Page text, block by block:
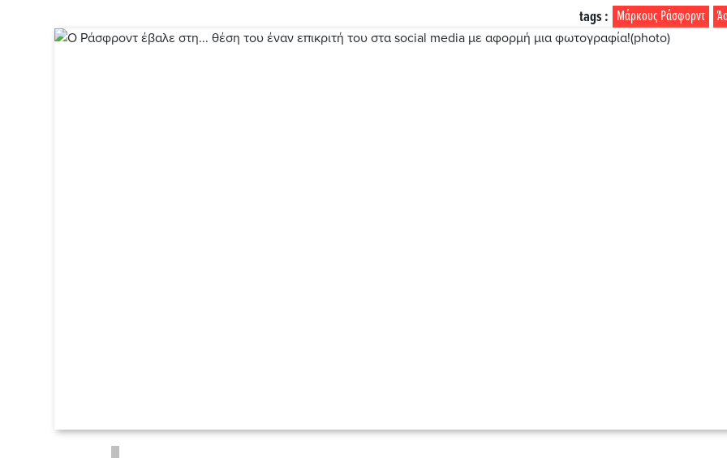
Μάρκους Ράσφορντ
tags :